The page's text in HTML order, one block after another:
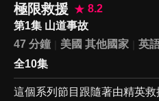
極限救援
8.2
第1集 山道事故
47 分鐘
美國 其他國家 英
全10集
這個系列節目跟隨著由精英